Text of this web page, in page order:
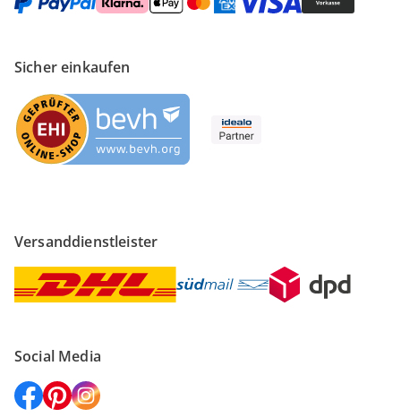
Sicher einkaufen
Versanddienstleister
Social Media